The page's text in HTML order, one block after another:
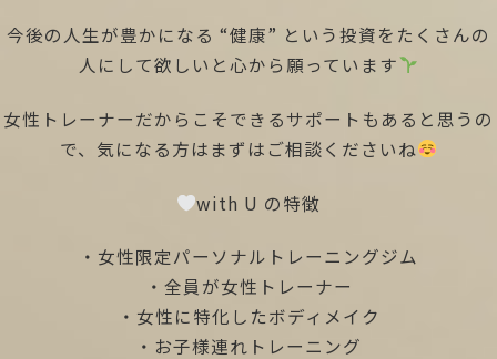
今後の人生が豊かになる “健康” という投資をたくさんの
人にして欲しいと心から願っています
女性トレーナーだからこそできるサポートもあると思うの
で、気になる方はまずはご相談くださいね
with U の特徴
・女性限定パーソナルトレーニングジム
・全員が女性トレーナー
・女性に特化したボディメイク
・お子様連れトレーニング